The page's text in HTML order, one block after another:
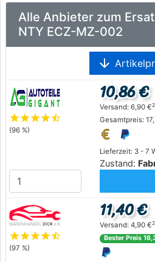
Alle Anbieter zum
NTY ECZ-MZ-002
arrow_downward
starstarstarstarstar_half
(96 %)
Lieferzeit: 3 - 7
Zustand:
10,86 €
Versand: 6,90 €2
Gesamtpreis:
starstarstarstarstar_half
(97 %)
11,40 €
Versand: 4,90 €2
Bester Preis